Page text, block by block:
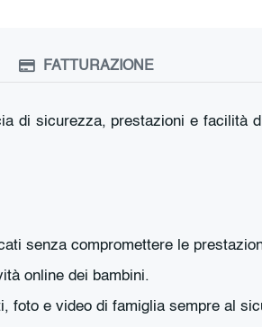
FATTURAZIONE
di sicurezza, prestazioni e facilità
senza compromettere le
online dei bambini.
foto e video di famiglia sempre al